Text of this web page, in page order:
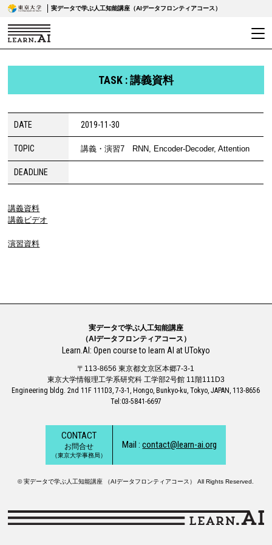
実データで学ぶ人工知能講座（AIデータフロンティアコース）
TASK : 講義資料
DATE 2019-11-30
TOPIC 講義・演習7 RNN, Encoder-Decoder, Attention
DEADLINE
講義資料
講義ビデオ
演習資料
実データで学ぶ人工知能講座
（AIデータフロンティアコース）
Learn.AI: Open course to learn AI at UTokyo
〒113-8656 東京都文京区本郷7-3-1
東京大学情報理工学系研究科 工学部2号館 11階111D3
Engineering bldg. 2nd 11F 111D3, 7-3-1, Hongo, Bunkyo-ku, Tokyo, JAPAN, 113-8656
Tel:03-5841-6697
CONTACT
お問合せ
（東京大学事務局）
Mail :contact@learn-ai.org
© 実データで学ぶ人工知能講座 （AIデータフロンティアコース） All Rights Reserved.